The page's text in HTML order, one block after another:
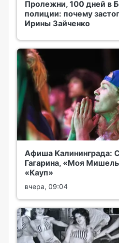
Пролежни, 100 дней в
полиции: почему
Ирины Зайченко
Афиша Калининграда:
Гагарина, «Моя
«Кауп»
вчера, 09:04